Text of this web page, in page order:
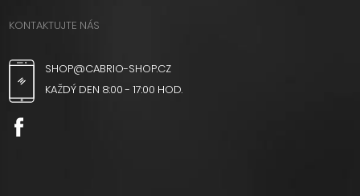
KONTAKTUJTE NÁS
SHOP@CABRIO-SHOP.CZ
KAŽDÝ DEN 8:00 - 17:00 HOD.